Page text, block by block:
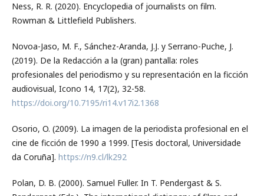
Ness, R. R. (2020). Encyclopedia of journalists on film.
Rowman & Littlefield Publishers.
Novoa-Jaso, M. F., Sánchez-Aranda, J.J. y Serrano-Puche, J.
(2019). De la Redacción a la (gran) pantalla: roles
profesionales del periodismo y su representación en la ficción
audiovisual, Icono 14, 17(2), 32-58.
https://doi.org/10.7195/ri14.v17i2.1368
Osorio, O. (2009). La imagen de la periodista profesional en el
cine de ficción de 1990 a 1999. [Tesis doctoral, Universidade
da Coruña]. https://n9.cl/lk292
Polan, D. B. (2000). Samuel Fuller. In T. Pendergast & S.